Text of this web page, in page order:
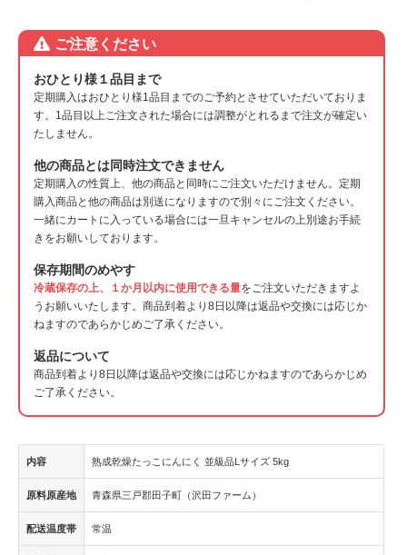
ご注意ください
おひとり様１品目まで
定期購入はおひとり様1品目までのご予約とさせていただいておりま
す。1品目以上ご注文された場合には調整がとれるまで注文が確定い
たしません。
他の商品とは同時注文できません
定期購入の性質上、他の商品と同時にご注文いただけません。定期
購入商品と他の商品は別送になりますので別々にご注文ください。
一緒にカートに入っている場合には一旦キャンセルの上別途お手続
きをお願いしております。
保存期間のめやす
冷蔵保存の上、１か月以内に使用できる量をご注文いただきますよ
うお願いいたします。商品到着より8日以降は返品や交換には応じか
ねますのであらかじめご了承ください。
返品について
商品到着より8日以降は返品や交換には応じかねますのであらかじめ
ご了承ください。
内容 熟成乾燥たっこにんにく 並級品Lサイズ 5kg
原料原産地 青森県三戸郡田子町（沢田ファーム）
配送温度帯 常温